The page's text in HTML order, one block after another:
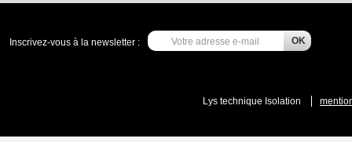
Inscrivez-vous à la newsletter :
Lys technique Isolation